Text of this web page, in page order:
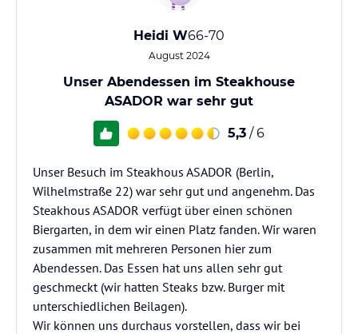
Heidi W66-70
August 2024
Unser Abendessen im Steakhouse
ASADOR war sehr gut
5,3 / 6
Unser Besuch im Steakhous ASADOR (Berlin,
Wilhelmstraße 22) war sehr gut und angenehm. Das
Steakhous ASADOR verfügt über einen schönen
Biergarten, in dem wir einen Platz fanden. Wir waren
zusammen mit mehreren Personen hier zum
Abendessen. Das Essen hat uns allen sehr gut
geschmeckt (wir hatten Steaks bzw. Burger mit
unterschiedlichen Beilagen).
Wir können uns durchaus vorstellen, dass wir bei